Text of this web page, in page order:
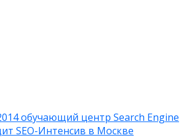
обучающий центр Search Engine
SEO-Интенсив в Москве